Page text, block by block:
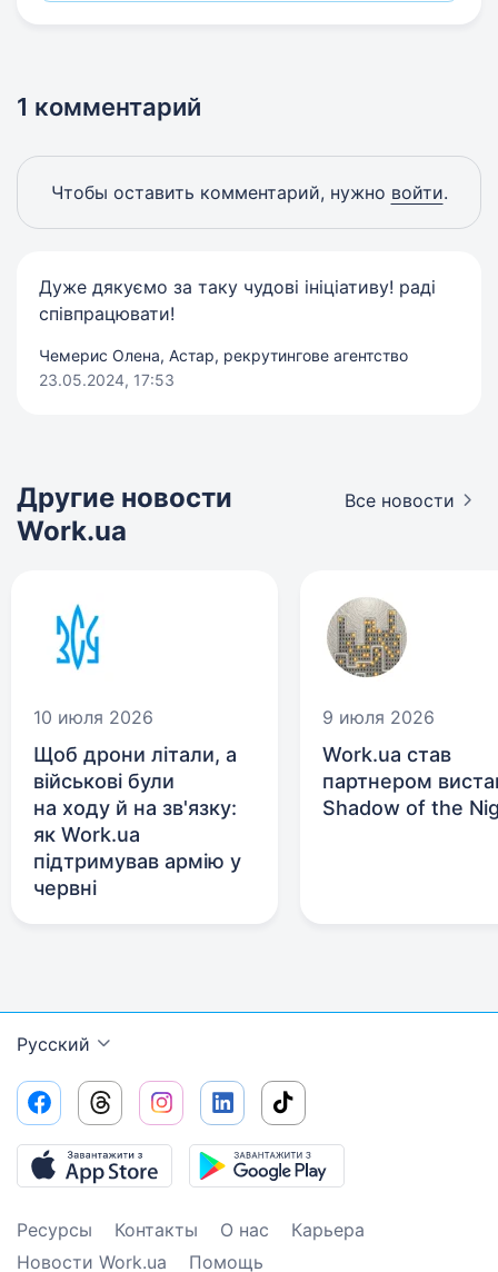
1 комментарий
Чтобы оставить комментарий, нужно войти.
Дуже дякуємо за таку чудові ініціативу! раді
співпрацювати!
Чемерис Олена, Астар, рекрутингове агентство
23.05.2024, 17:53
Другие новости
Work.ua
Все новости
10 июля 2026
Щоб дрони літали, а
військові були
на ходу й на зв'язку:
як Work.ua
підтримував армію у
червні
9 июля 2026
Work.ua став
партнером
Shadow of the
Русский
Ресурсы Контакты О нас
Карьера
Новости Work.ua
Помощь